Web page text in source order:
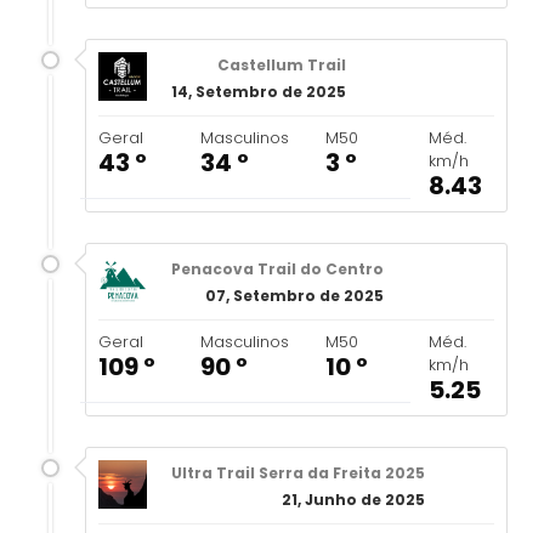
Castellum Trail
14, Setembro de 2025
Geral
43 º
Masculinos
34 º
M50
3 º
Méd.
km/h
8.43
Penacova Trail do Centro
07, Setembro de 2025
Geral
109 º
Masculinos
90 º
M50
10 º
Méd.
km/h
5.25
Ultra Trail Serra da Freita 2025
21, Junho de 2025